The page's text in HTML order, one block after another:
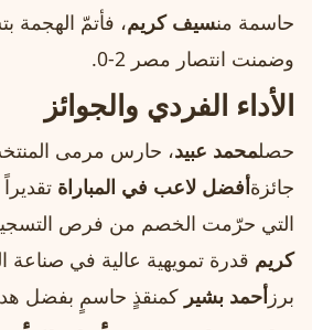
حاسمة منسيف كريم، فأتمّ الهجمة
وضمنت انتصار مصر 2‑0.
الأداء الفردي والجوائز
حصلمحمد عبيد، حارس مرمى
جائزةأفضل لاعب في المباراة
التي حرّمت الخصم من فرص
كريم قدرة تمويهية عالية في صناعة
برز أحمد بشير كمنقذٍ حاسمٍ بفضل